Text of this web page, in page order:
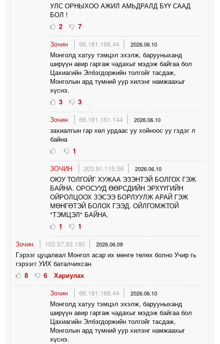
УЛС ОРНЫХОО АЖИЛ АМЬДРАЛД БҮҮ СААД
БОЛ !
2
7
Зочин
66.181.188.44 2026.06.10
Монголд хатуу тэмцэл эхэлж, барууныханд
ширүүн авир гаргаж чадахыг мэдэж байгаа бол
Цахиагийн Элбэгдоржийн толгойг тасдаж,
Монголын ард түмний уур хилэнг намжаахыг
хүснэ.
3
3
Зочин
66.181.161.144 2026.06.10
захиалгын гар хөл урдаас уу хойноос уу гэдэг л
байна
1
ЗОЧИН
203.91.115.56 2026.06.10
ОЮУ ТОЛГОЙГ ХУЖАА ЭЗЭНТЭЙ БОЛГОХ ГЭЖ
БАЙНА. ОРОСУУД ӨӨРСДИЙН ЭРХҮҮГИЙН
ОЙРОЛЦООХ ЗЭСЭЭ БОРЛУУЛЖ АРАЙ ГЭЖ
МӨНГӨТЭЙ БОЛОХ ГЭЭД. ОЙЛГОМЖТОЙ
"ТЭМЦЭЛ" БАЙНА.
1
1
Зочин
103.57.93.180 2026.06.09
Гэрээг цуцалвал Монгол асар их мөнгө төлөх болно Учир гь
гэрээгг УИХ баталчихсан
8
6
Хариулах
Зочин
66.181.188.44 2026.06.10
Монголд хатуу тэмцэл эхэлж, барууныханд
ширүүн авир гаргаж чадахыг мэдэж байгаа бол
Цахиагийн Элбэгдоржийн толгойг тасдаж,
Монголын ард түмний уур хилэнг намжаахыг
хүснэ.